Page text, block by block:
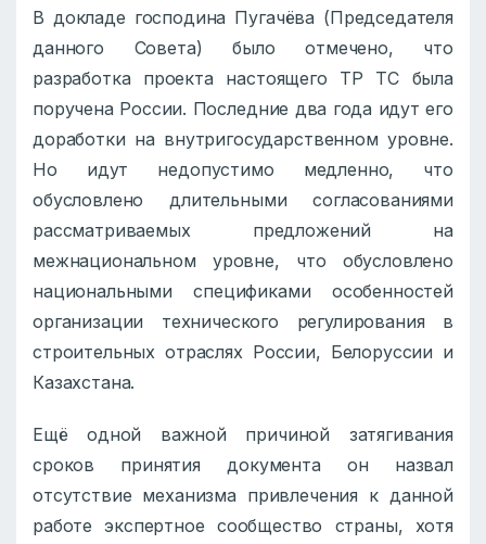
В докладе господина Пугачёва (Председателя
данного Совета) было отмечено, что
разработка проекта настоящего ТР ТС была
поручена России. Последние два года идут его
доработки на внутригосударственном уровне.
Но идут недопустимо медленно, что
обусловлено длительными согласованиями
рассматриваемых предложений на
межнациональном уровне, что обусловлено
национальными спецификами особенностей
организации технического регулирования в
строительных отраслях России, Белоруссии и
Казахстана.
Ещё одной важной причиной затягивания
сроков принятия документа он назвал
отсутствие механизма привлечения к данной
работе экспертное сообщество страны, хотя